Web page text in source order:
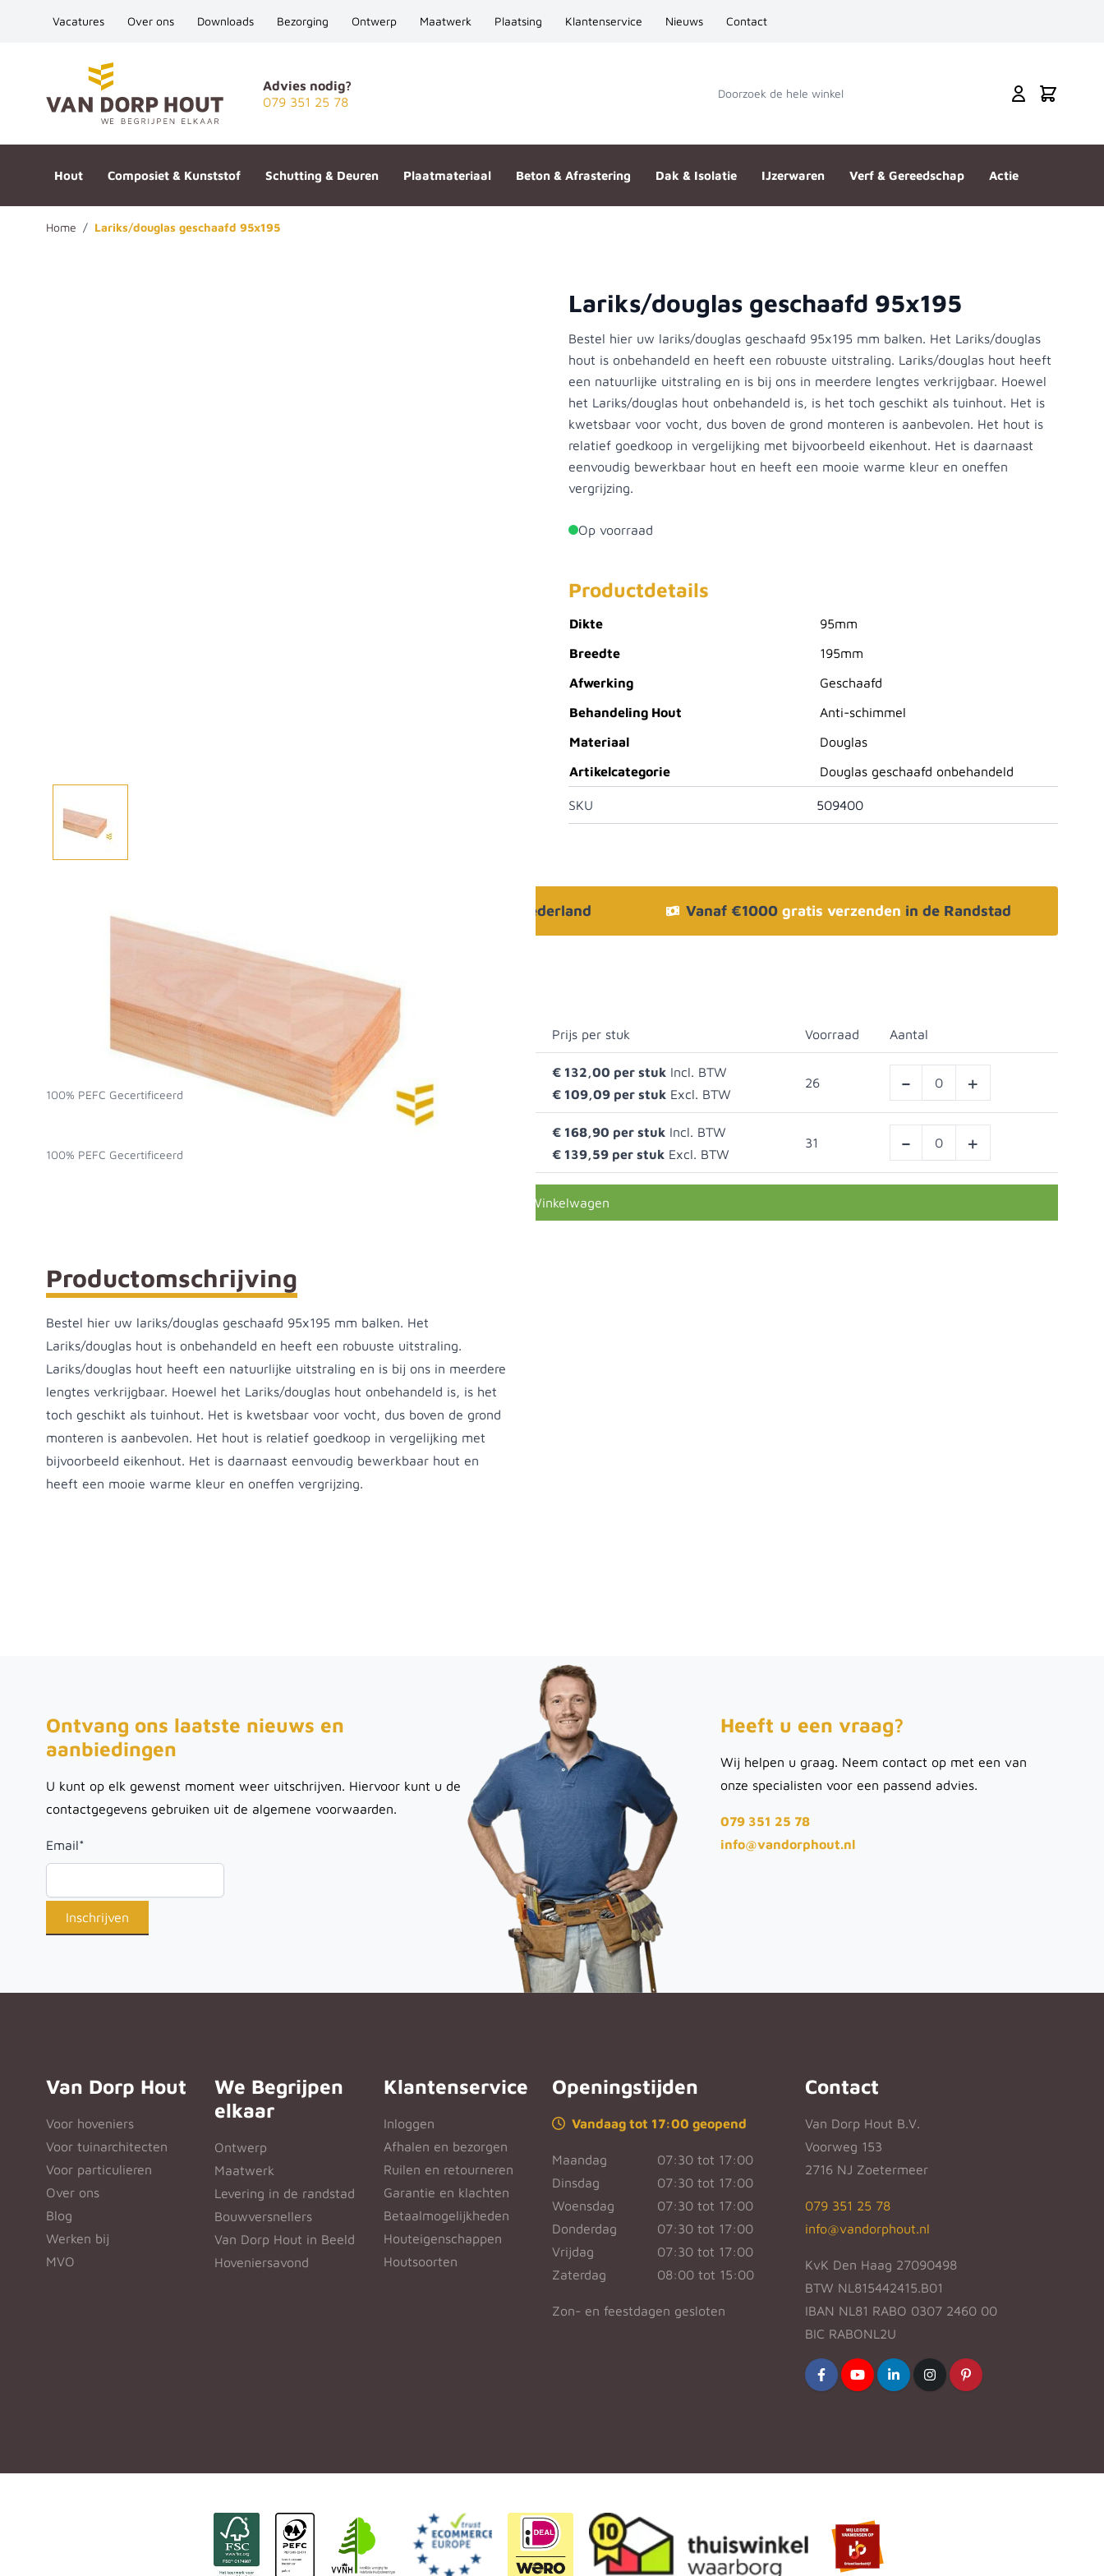
Vacatures Over ons Downloads Bezorging Ontwerp Maatwerk Plaatsing Klantenservice Nieuws Contact
Advies nodig?
079 351 25 78
Doorzoek de hele winkel Cart
Hout Composiet & Kunststof Schutting & Deuren Plaatmateriaal Beton & Afrastering Dak & Isolatie IJzerwaren Verf & Gereedschap Actie
Home / Lariks/douglas geschaafd 95x195
Lariks/douglas geschaafd 95x195
Bestel hier uw lariks/douglas geschaafd 95x195 mm balken. Het Lariks/douglas
hout is onbehandeld en heeft een robuuste uitstraling. Lariks/douglas hout heeft
een natuurlijke uitstraling en is bij ons in meerdere lengtes verkrijgbaar. Hoewel
het Lariks/douglas hout onbehandeld is, is het toch geschikt als tuinhout. Het is
kwetsbaar voor vocht, dus boven de grond monteren is aanbevolen. Het hout is
relatief goedkoop in vergelijking met bijvoorbeeld eikenhout. Het is daarnaast
eenvoudig bewerkbaar hout en heeft een mooie warme kleur en oneffen
vergrijzing.
Op voorraad
Productdetails
Dikte
95mm
Breedte
195mm
Afwerking
Geschaafd
Behandeling Hout
Anti-schimmel
Materiaal
Douglas
Artikelcategorie
Douglas geschaafd onbehandeld
SKU 509400
Bezorgen in heel Nederland Vanaf €1000 gratis verzenden in de Randstad
Selecteer afmetingen
Selecteer de gewenste afmetingen Prijs per stuk Voorraad Aantal
Lariks/douglas geschaafd 95x195x5000
100% PEFC Gecertificeerd
€ 132,00
€ 109,09
26 - +
100% PEFC Gecertificeerd
€ 168,90
€ 139,59
31 - +
In Winkelwagen
Productomschrijving
Bestel hier uw lariks/douglas geschaafd 95x195 mm balken. Het
Lariks/douglas hout is onbehandeld en heeft een robuuste uitstraling.
Lariks/douglas hout heeft een natuurlijke uitstraling en is bij ons in meerdere
lengtes verkrijgbaar. Hoewel het Lariks/douglas hout onbehandeld is, is het
toch geschikt als tuinhout. Het is kwetsbaar voor vocht, dus boven de grond
monteren is aanbevolen. Het hout is relatief goedkoop in vergelijking met
bijvoorbeeld eikenhout. Het is daarnaast eenvoudig bewerkbaar hout en
heeft een mooie warme kleur en oneffen vergrijzing.
Ontvang ons laatste nieuws en
aanbiedingen
U kunt op elk gewenst moment weer uitschrijven. Hiervoor kunt u de
contactgegevens gebruiken uit de algemene voorwaarden.
Email*
Heeft u een vraag?
Wij helpen u graag. Neem contact op met een van
onze specialisten voor een passend advies.
079 351 25 78
info@vandorphout.nl
Van Dorp Hout
Voor hoveniers
Voor tuinarchitecten
Voor particulieren
Over ons
Blog
Werken bij
MVO
We Begrijpen
elkaar
Ontwerp
Maatwerk
Levering in de randstad
Bouwversnellers
Van Dorp Hout in Beeld
Hoveniersavond
Klantenservice
Inloggen
Afhalen en bezorgen
Ruilen en retourneren
Garantie en klachten
Betaalmogelijkheden
Houteigenschappen
Houtsoorten
Openingstijden
Vandaag tot 17:00 geopend
Maandag
07:30 tot 17:00
Dinsdag
07:30 tot 17:00
Woensdag
07:30 tot 17:00
Donderdag
07:30 tot 17:00
Vrijdag
07:30 tot 17:00
Zaterdag
08:00 tot 15:00
Zon- en feestdagen gesloten
Contact
Van Dorp Hout B.V.
Voorweg 153
2716 NJ Zoetermeer
079 351 25 78
info@vandorphout.nl
KvK Den Haag 27090498
BTW NL815442415.B01
IBAN NL81 RABO 0307 2460 00
BIC RABONL2U